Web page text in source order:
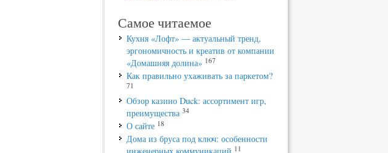
Самое читаемое
Кухня «Лофт» — актуальный тренд,
эргономичность и креатив от компании
«Домашняя долина» 167
Как правильно ухаживать за паркетом?
71
Обзор казино Duck: ассортимент игр,
преимущества 34
О сайте 18
Дома из бруса под ключ: особенности
11